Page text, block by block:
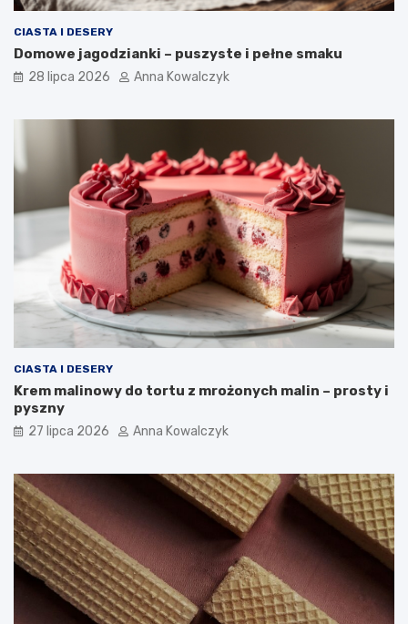
CIASTA I DESERY
Domowe jagodzianki – puszyste i pełne smaku
28 lipca 2026 Anna Kowalczyk
CIASTA I DESERY
Krem malinowy do tortu z mrożonych malin – prosty i
pyszny
27 lipca 2026 Anna Kowalczyk